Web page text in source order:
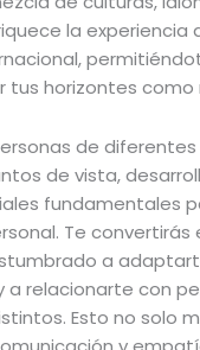
la experiencia
tus horizontes como
de
de vista,
fundamentales
Te convertirás
a
a relacionarte con
Esto no solo